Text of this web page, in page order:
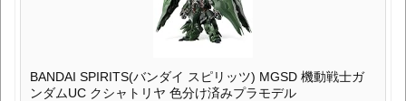
BANDAI SPIRITS(バンダイ スピリッツ) MGSD 機動戦士ガ
ンダムUC クシャトリヤ 色分け済みプラモデル